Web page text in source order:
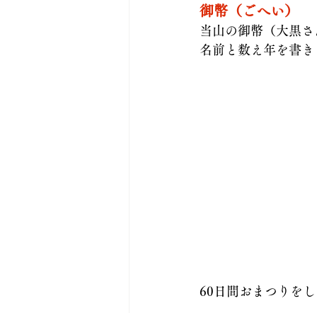
御幣（ごへい）
当山の御幣（大黒
名前と数え年を書
60日間おまつりを